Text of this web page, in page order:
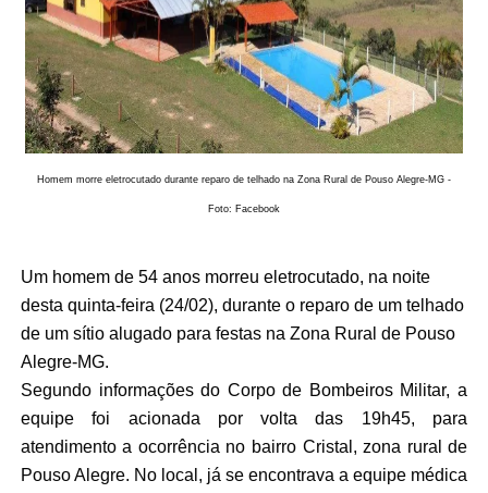
Homem morre eletrocutado durante reparo de telhado na Zona Rural de Pouso Alegre-MG -
Foto: Facebook
Um homem de 54 anos morreu eletrocutado, na noite
desta quinta-feira (24/02), durante o reparo de um telhado
de um sítio alugado para festas na Zona Rural de Pouso
Alegre-MG.
Segundo informações do Corpo de Bombeiros Militar, a
equipe foi acionada por volta das 19h45, para
atendimento a ocorrência no bairro Cristal, zona rural de
Pouso Alegre. No local, já se encontrava a equipe médica